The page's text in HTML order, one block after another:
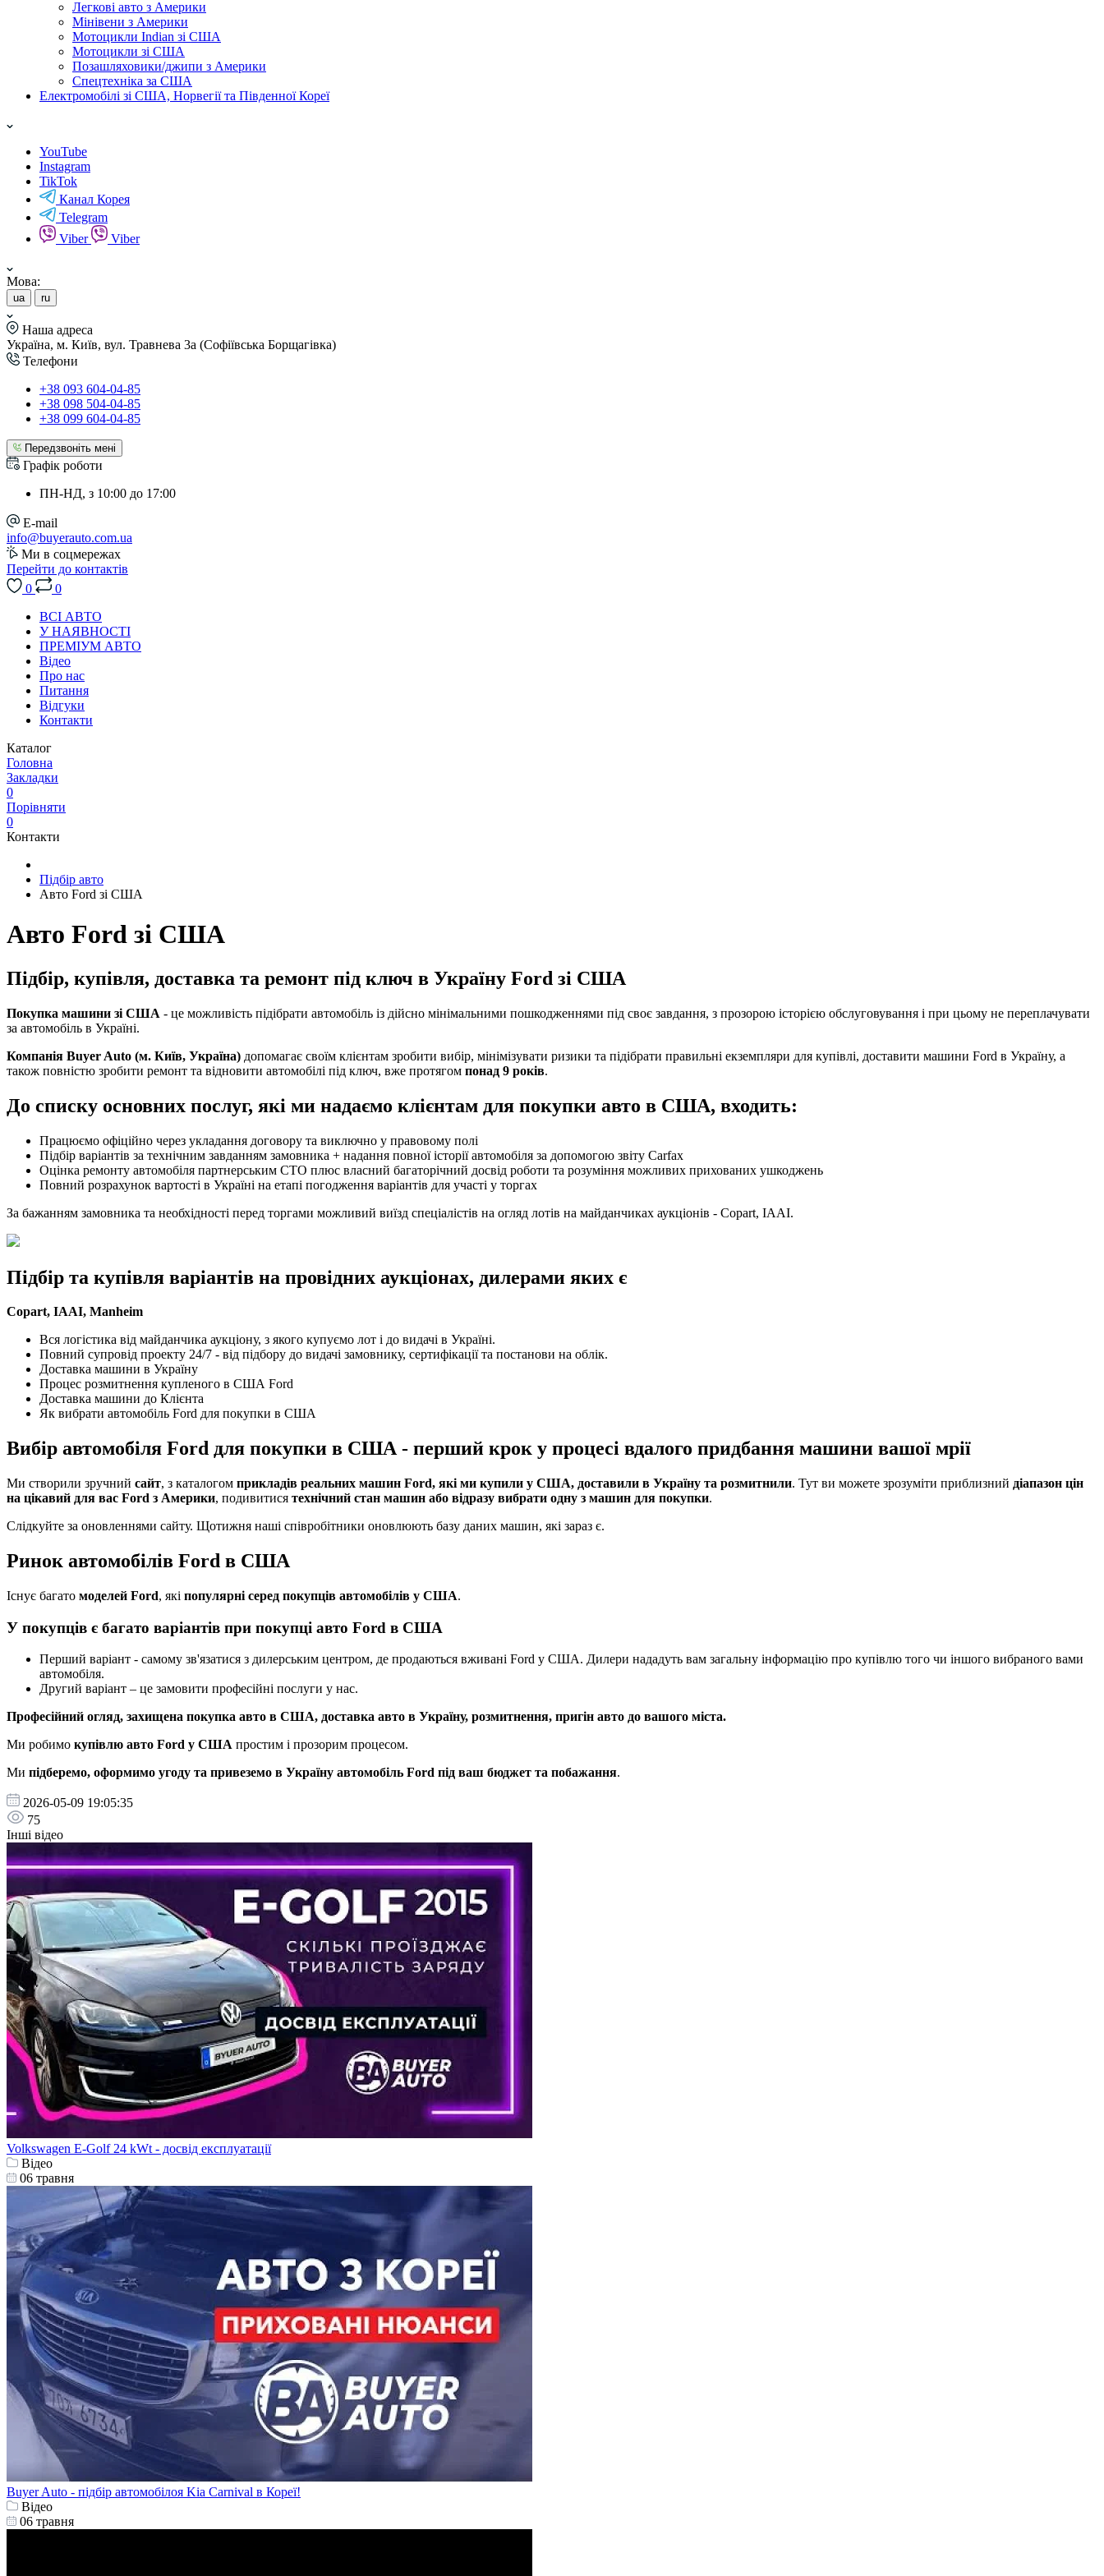
Легкові авто з Америки
Мінівени з Америки
Мотоцикли Indian зі США
Мотоцикли зі США
Позашляховики/джипи з Америки
Спецтехніка за США
Електромобілі зі США, Норвегії та Південної Кореї
YouTube
Instagram
TikTok
Канал Корея
Telegram
Viber
Viber
Мова:
ua ru
Наша адреса
Україна, м. Київ, вул. Травнева 3а (Софіївська Борщагівка)
Телефони
+38 093 604-04-85
+38 098 504-04-85
+38 099 604-04-85
Передзвоніть мені
Графік роботи
ПН-НД, з 10:00 до 17:00
E-mail
info@buyerauto.com.ua
Ми в соцмережах
Перейти до контактів
0
0
ВСІ АВТО
У НАЯВНОСТІ
ПРЕМІУМ АВТО
Відео
Про нас
Питання
Відгуки
Контакти
Каталог
Головна
Закладки
0
Порівняти
0
Контакти
Підбір авто
Авто Ford зі США
Авто Ford зі США
Підбір, купівля, доставка та ремонт під ключ в Україну Ford зі США
Покупка машини зі США - це можливість підібрати автомобіль із дійсно мінімальними пошкодженнями під своє завдання, з прозорою історією обслуговування і при цьому не переплачувати
за автомобіль в Україні.
Компанія Buyer Auto (м. Київ, Україна) допомагає своїм клієнтам зробити вибір, мінімізувати ризики та підібрати правильні екземпляри для купівлі, доставити машини Ford в Україну, а
також повністю зробити ремонт та відновити автомобілі під ключ, вже протягом понад 9 років.
До списку основних послуг, які ми надаємо клієнтам для покупки авто в США, входить:
Працюємо офіційно через укладання договору та виключно у правовому полі
Підбір варіантів за технічним завданням замовника + надання повної історії автомобіля за допомогою звіту Carfax
Оцінка ремонту автомобіля партнерським СТО плюс власний багаторічний досвід роботи та розуміння можливих прихованих ушкоджень
Повний розрахунок вартості в Україні на етапі погодження варіантів для участі у торгах
За бажанням замовника та необхідності перед торгами можливий виїзд спеціалістів на огляд лотів на майданчиках аукціонів - Copart, IAAI.
Підбір та купівля варіантів на провідних аукціонах, дилерами яких є
Copart, IAAI, Manheim
Вся логістика від майданчика аукціону, з якого купуємо лот і до видачі в Україні.
Повний супровід проекту 24/7 - від підбору до видачі замовнику, сертифікації та постанови на облік.
Доставка машини в Україну
Процес розмитнення купленого в США Ford
Доставка машини до Клієнта
Як вибрати автомобіль Ford для покупки в США
Вибір автомобіля Ford для покупки в США - перший крок у процесі вдалого придбання машини вашої мрії
Ми створили зручний сайт, з каталогом прикладів реальних машин Ford, які ми купили у США, доставили в Україну та розмитнили. Тут ви можете зрозуміти приблизний діапазон цін
на цікавий для вас Ford з Америки, подивитися технічний стан машин або відразу вибрати одну з машин для покупки.
Слідкуйте за оновленнями сайту. Щотижня наші співробітники оновлюють базу даних машин, які зараз є.
Ринок автомобілів Ford в США
Існує багато моделей Ford, які популярні серед покупців автомобілів у США.
У покупців є багато варіантів при покупці авто Ford в США
Перший варіант - самому зв'язатися з дилерським центром, де продаються вживані Ford у США. Дилери нададуть вам загальну інформацію про купівлю того чи іншого вибраного вами
автомобіля.
Другий варіант – це замовити професійні послуги у нас.
Професійний огляд, захищена покупка авто в США, доставка авто в Україну, розмитнення, пригін авто до вашого міста.
Ми робимо купівлю авто Ford у США простим і прозорим процесом.
Ми підберемо, оформимо угоду та привеземо в Україну автомобіль Ford під ваш бюджет та побажання.
2026-05-09 19:05:35
75
Інші відео
Volkswagen E-Golf 24 kWt - досвід експлуатації
Відео
06 травня
Buyer Auto - підбір автомобілоя Kia Carnival в Кореї!
Відео
06 травня